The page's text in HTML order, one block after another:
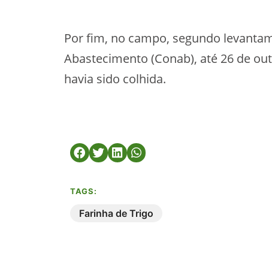
Por fim, no campo, segundo
Abastecimento (Conab), até 26 de
havia sido colhida.
TAGS:
Farinha de Trigo